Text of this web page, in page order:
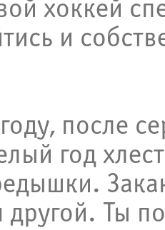
хоккей
и
после
год
другой. Ты